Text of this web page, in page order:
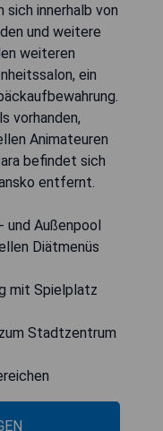
sich innerhalb von
und weitere
weiteren
ein
vorhanden,
Animateuren
befindet sich
entfernt.
und Außenpool
Diätmenüs
mit Spielplatz
Stadtzentrum